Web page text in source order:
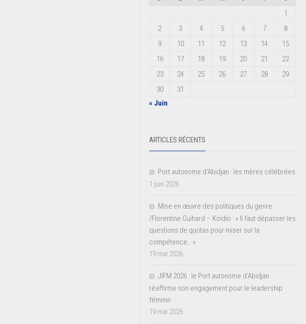
1
2
3 4 5 6 7
8
9
10 11 12 13 14
15
16
17 18 19 20 21
22
23
24 25 26 27 28
29
30
31
« Juin
ARTICLES RÉCENTS
Port autonome d’Abidjan : les mères célébrées
1 juin 2026
Mise en œuvre des politiques du genre
/Florentine Guihard – Koidio : « Il faut dépasser les
questions de quotas pour miser sur la
compétence… »
19 mai 2026
JIFM 2026 : le Port autonome d’Abidjan
réaffirme son engagement pour le leadership
féminin
19 mai 2026